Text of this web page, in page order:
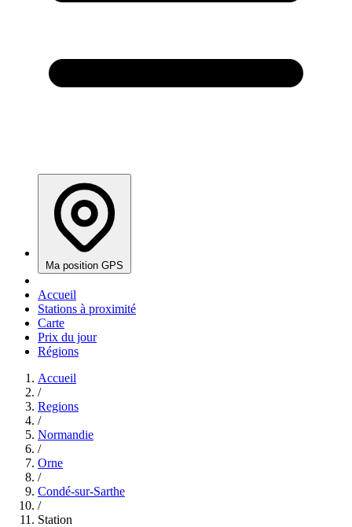
Ma position GPS
Accueil
Stations à proximité
Carte
Prix du jour
Régions
Accueil
/
Regions
/
Normandie
/
Orne
/
Condé-sur-Sarthe
/
Station